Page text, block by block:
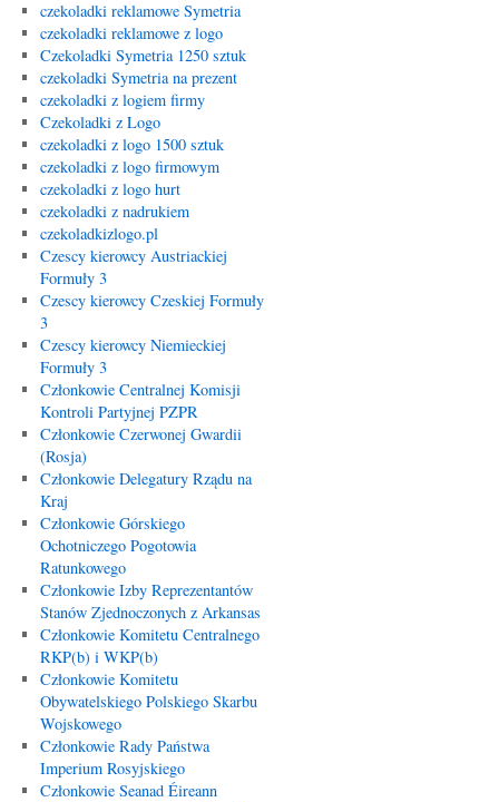
czekoladki reklamowe Symetria
czekoladki reklamowe z logo
Czekoladki Symetria 1250 sztuk
czekoladki Symetria na prezent
czekoladki z logiem firmy
Czekoladki z Logo
czekoladki z logo 1500 sztuk
czekoladki z logo firmowym
czekoladki z logo hurt
czekoladki z nadrukiem
czekoladkizlogo.pl
Czescy kierowcy Austriackiej
Formuły 3
Czescy kierowcy Czeskiej Formuły
3
Czescy kierowcy Niemieckiej
Formuły 3
Członkowie Centralnej Komisji
Kontroli Partyjnej PZPR
Członkowie Czerwonej Gwardii
(Rosja)
Członkowie Delegatury Rządu na
Kraj
Członkowie Górskiego
Ochotniczego Pogotowia
Ratunkowego
Członkowie Izby Reprezentantów
Stanów Zjednoczonych z Arkansas
Członkowie Komitetu Centralnego
RKP(b) i WKP(b)
Członkowie Komitetu
Obywatelskiego Polskiego Skarbu
Wojskowego
Członkowie Rady Państwa
Imperium Rosyjskiego
Członkowie Seanad Éireann